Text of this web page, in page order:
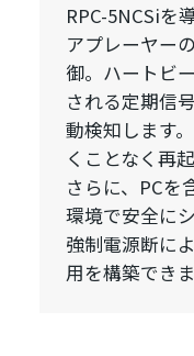
RPC-5NCSiを
アプレーヤー
御。ハートビ
される定期信
動検知します
くことなく再
さらに、PCを
環境で安全に
強制電源断に
用を構築できま